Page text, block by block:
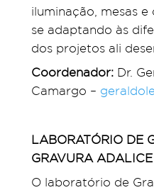
iluminação, mesas e
se adaptando às
dos projetos ali
Coordenador: Dr.
Camargo –
LABORATÓRIO DE
GRAVURA
O laboratório de